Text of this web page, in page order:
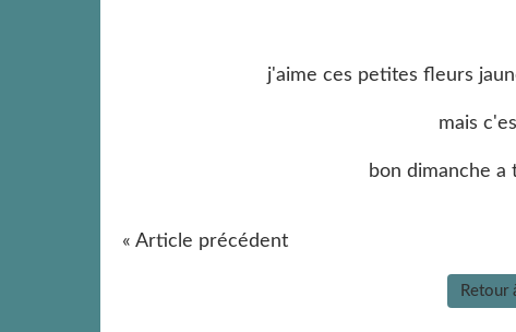
j'aime ces petites fleurs
mais
bon dimanche a
« Article précédent
Retour